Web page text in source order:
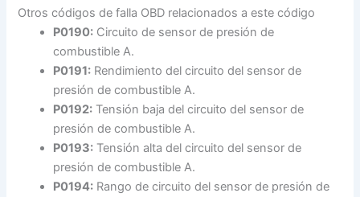
Otros códigos de falla OBD relacionados a este código
P0190: Circuito de sensor de presión de
combustible A.
P0191: Rendimiento del circuito del sensor de
presión de combustible A.
P0192: Tensión baja del circuito del sensor de
presión de combustible A.
P0193: Tensión alta del circuito del sensor de
presión de combustible A.
P0194: Rango de circuito del sensor de presión de